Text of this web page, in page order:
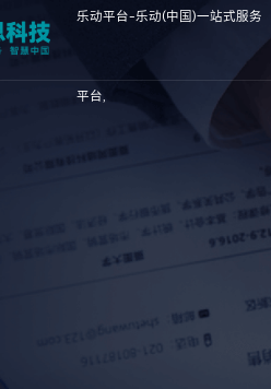
乐动平台-乐动(中国)一站式服务
平台,